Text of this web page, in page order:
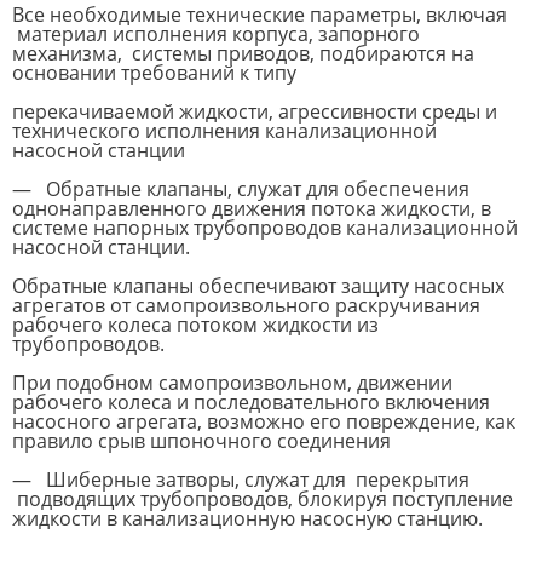
Все необходимые технические параметры, включая
материал исполнения корпуса, запорного
механизма, системы приводов, подбираются на
основании требований к типу
перекачиваемой жидкости, агрессивности среды и
технического исполнения канализационной
насосной станции
— Обратные клапаны, служат для обеспечения
однонаправленного движения потока жидкости, в
системе напорных трубопроводов канализационной
насосной станции.
Обратные клапаны обеспечивают защиту насосных
агрегатов от самопроизвольного раскручивания
рабочего колеса потоком жидкости из
трубопроводов.
При подобном самопроизвольном, движении
рабочего колеса и последовательного включения
насосного агрегата, возможно его повреждение, как
правило срыв шпоночного соединения
— Шиберные затворы, служат для перекрытия
подводящих трубопроводов, блокируя поступление
жидкости в канализационную насосную станцию.